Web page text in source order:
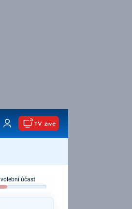
TV živě
volební účast